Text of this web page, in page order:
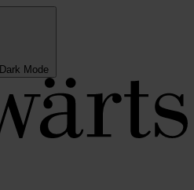
Dark Mode